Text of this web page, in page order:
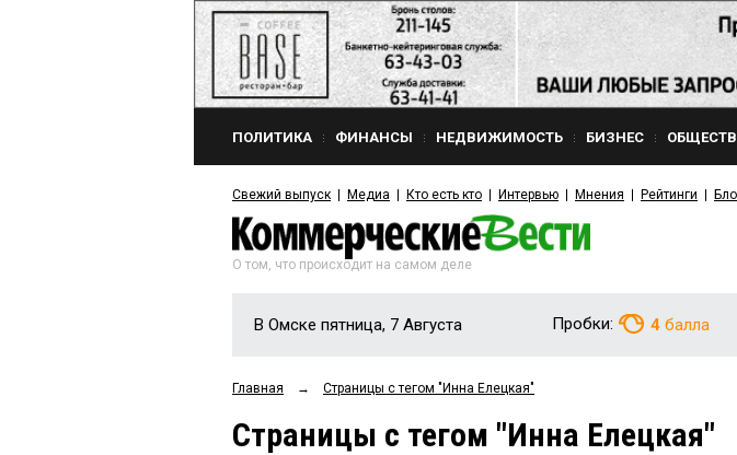
ПОЛИТИКА ФИНАНСЫ НЕДВИЖИМОСТЬ БИЗНЕС
Свежий выпуск Медиа Кто есть кто Интервью Мнения Рейтинги
О том, что происходит на самом деле
В Омске пятница, 7 Августа Пробки: 4 балла
Главная → Страницы c тегом "Инна Елецкая"
Страницы c тегом "Инна Елецкая"